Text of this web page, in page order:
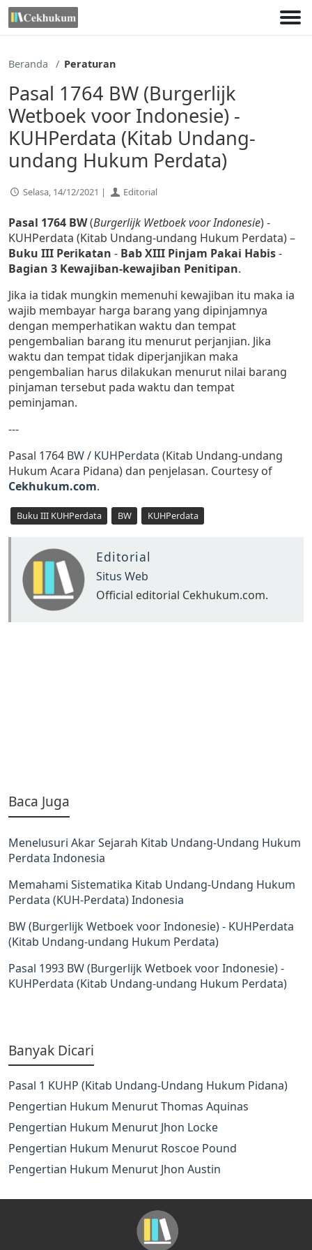
Lewati
ke
Beranda Peraturan
Pasal 1764 BW (Burgerlijk
Wetboek voor Indonesie) -
KUHPerdata (Kitab Undang-
undang Hukum Perdata)
Selasa, 14/12/2021 | Editorial
Pasal 1764 BW(Burgerlijk Wetboek voor Indonesie) -
KUHPerdata (Kitab Undang-undang Hukum Perdata) –
Buku III Perikatan - Bab XIII Pinjam Pakai Habis-
Bagian 3 Kewajiban-kewajiban Penitipan.
Jika ia tidak mungkin memenuhi kewajiban itu maka ia
wajib membayar harga barang yang dipinjamnya
dengan memperhatikan waktu dan tempat
pengembalian barang itu menurut perjanjian. Jika
waktu dan tempat tidak diperjanjikan maka
pengembalian harus dilakukan menurut nilai barang
pinjaman tersebut pada waktu dan tempat
peminjaman.
---
Pasal 1764 BW/ KUHPerdata (Kitab Undang-undang
Hukum Acara Pidana) dan penjelasan. Courtesy of
Cekhukum.com.
Buku III KUHPerdata BW KUHPerdata
Editorial
Situs Web
Official editorial Cekhukum.com.
Baca Juga
Menelusuri Akar Sejarah Kitab Undang-Undang Hukum
Perdata Indonesia
Memahami Sistematika Kitab Undang-Undang Hukum
Perdata (KUH-Perdata) Indonesia
BW (Burgerlijk Wetboek voor Indonesie) - KUHPerdata
(Kitab Undang-undang Hukum Perdata)
Pasal 1993 BW (Burgerlijk Wetboek voor Indonesie) -
KUHPerdata (Kitab Undang-undang Hukum Perdata)
Banyak Dicari
Pasal 1 KUHP (Kitab Undang-Undang Hukum Pidana)
Pengertian Hukum Menurut Thomas Aquinas
Pengertian Hukum Menurut Jhon Locke
Pengertian Hukum Menurut Roscoe Pound
Pengertian Hukum Menurut Jhon Austin